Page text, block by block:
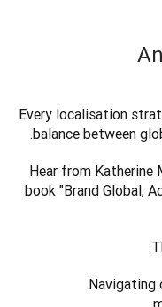
Every localisation
balance between
Hear from Katherine
book "Brand Global,
Navigating